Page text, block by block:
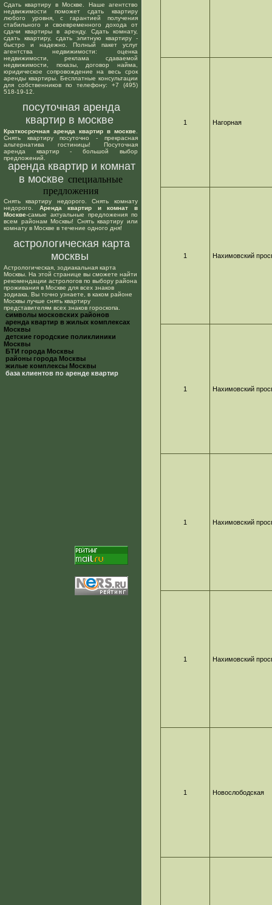
Сдать квартиру в Москве. Наше агентство
недвижимости поможет сдать квартиру
любого уровня, с гарантией получения
стабильного и своевременного дохода от
сдачи квартиры в аренду. Сдать комнату,
сдать квартиру, сдать элитную квартиру -
быстро и надежно. Полный пакет услуг
агентства недвижимости: оценка
недвижимости, реклама сдаваемой
недвижимости, показы, договор найма,
юридическое сопровождение на весь срок
аренды квартиры. Бесплатные консультации
для собственников по телефону: +7 (495)
518-19-12.
посуточная аренда
квартир в москве
Краткосрочная аренда квартир в москве
Снять квартиру посуточно - прекрасная
альтернатива гостиницы! Посуточная
аренда квартир - большой выбор
предложений.
аренда квартир и комнат
в москве специальные
предложения
Снять квартиру недорого. Снять комнату
недорого. Аренда квартир и комнат в
Москве-самые актуальные предложения по
всем районам Москвы! Снять квартиру или
комнату в Москве в течение одного дня!
астрологическая карта
москвы
Астрологическая, зодиакальная карта
Москвы. На этой странице вы сможете найти
рекомендации астрологов по выбору района
проживания в Москве для всех знаков
зодиака. Вы точно узнаете, в каком районе
Москвы лучше снять квартиру
представителям всех знаков гороскопа.
cимволы московских районов
аренда квартир в жилых комплексах
Москвы
детские городские поликлиники
Москвы
БТИ города Москвы
районы города Москвы
жилые комплексы Москвы
база клиентов по аренде квартир
1 Нагорная
1 Нахимовский
1 Нахимовский
1 Нахимовский
1 Нахимовский
1 Новослободская